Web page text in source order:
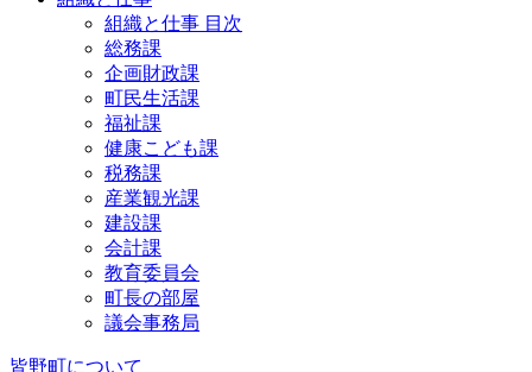
組織と仕事 目次
総務課
企画財政課
町民生活課
福祉課
健康こども課
税務課
産業観光課
建設課
会計課
教育委員会
町長の部屋
議会事務局
皆野町について